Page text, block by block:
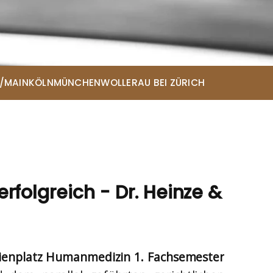
MAINKÖLNMÜNCHENWOLLERAU BEI ZÜRICH
- Dr. Heinze &
Humanmedizin 1. Fachsemester